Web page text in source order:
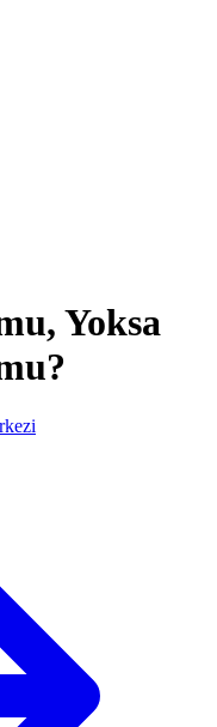
Yoksa